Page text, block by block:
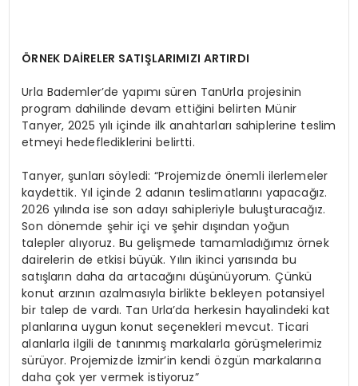
ÖRNEK DAİRELER SATIŞLARIMIZI ARTIRDI
Urla Bademler’de yapımı süren TanUrla projesinin
program dahilinde devam ettiğini belirten Münir
Tanyer, 2025 yılı içinde ilk anahtarları sahiplerine teslim
etmeyi hedeflediklerini belirtti.
Tanyer, şunları söyledi: “Projemizde önemli ilerlemeler
kaydettik. Yıl içinde 2 adanın teslimatlarını yapacağız.
2026 yılında ise son adayı sahipleriyle buluşturacağız.
Son dönemde şehir içi ve şehir dışından yoğun
talepler alıyoruz. Bu gelişmede tamamladığımız örnek
dairelerin de etkisi büyük. Yılın ikinci yarısında bu
satışların daha da artacağını düşünüyorum. Çünkü
konut arzının azalmasıyla birlikte bekleyen potansiyel
bir talep de vardı. Tan Urla’da herkesin hayalindeki kat
planlarına uygun konut seçenekleri mevcut. Ticari
alanlarla ilgili de tanınmış markalarla görüşmelerimiz
sürüyor. Projemizde İzmir’in kendi özgün markalarına
daha çok yer vermek istiyoruz”